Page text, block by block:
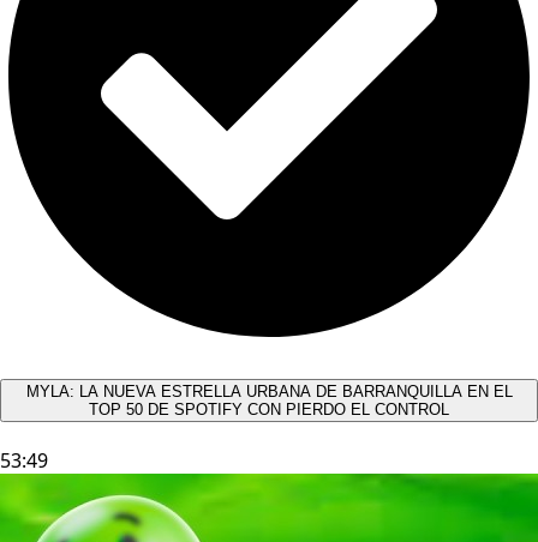
MYLA: LA NUEVA ESTRELLA URBANA DE BARRANQUILLA EN EL
TOP 50 DE SPOTIFY CON PIERDO EL CONTROL
53:49